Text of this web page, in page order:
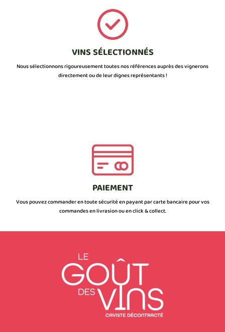
VINS SÉLECTIONNÉS
Nous sélectionnons rigoureusement toutes nos références auprès des vignerons
directement ou de leur dignes représentants !
PAIEMENT
Vous pouvez commander en toute sécurité en payant par carte bancaire pour vos
commandes en livrasion ou en click & collect.